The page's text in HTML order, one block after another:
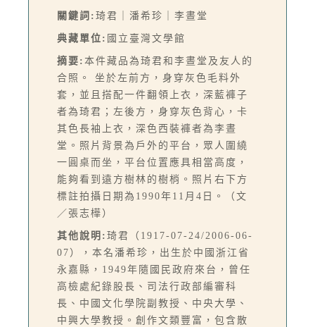
關鍵詞: 琦君｜潘希珍｜李晝堂
典藏單位: 國立臺灣文學館
摘要: 本件藏品為琦君和李晝堂及友人的
合照。 坐於左前方，身穿灰色毛料外
套，並且搭配一件翻領上衣，深藍褲子
者為琦君；左後方，身穿灰色背心，卡
其色長袖上衣，深色西裝褲者為李晝
堂。照片背景為戶外的平台，眾人圍繞
一圓桌而坐，平台位置應具相當高度，
能夠看到遠方樹林的樹梢。照片右下方
標註拍攝日期為1990年11月4日。（文
／張志樺）
其他說明: 琦君（1917-07-24/2006-06-
07），本名潘希珍，出生於中國浙江省
永嘉縣，1949年隨國民政府來台，曾任
高檢處紀錄股長、司法行政部編審科
長、中國文化學院副教授、中央大學、
中興大學教授。創作文類豐富，包含散